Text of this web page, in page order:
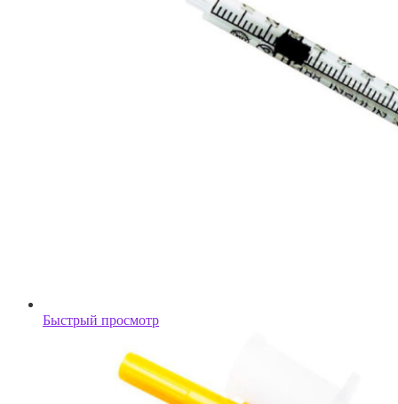
Быстрый просмотр